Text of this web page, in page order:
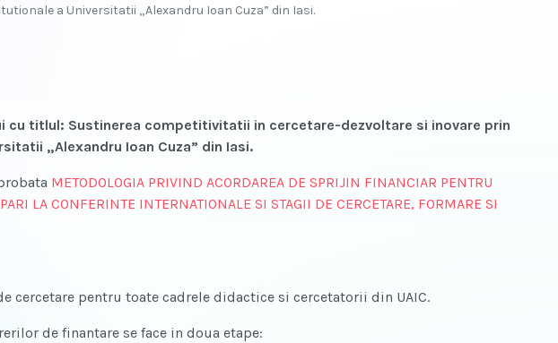
a Universitatii „Alexandru Ioan Cuza” din Iasi.
cu titlul: Sustinerea competitivitatii in cercetare-dezvoltare si inovare prin
„Alexandru Ioan Cuza” din Iasi.
METODOLOGIA PRIVIND ACORDAREA DE SPRIJIN FINANCIAR PENTRU
LA CONFERINTE INTERNATIONALE SI STAGII DE CERCETARE, FORMARE SI
cercetare pentru toate cadrele didactice si cercetatorii din UAIC.
de finantare se face in doua etape: